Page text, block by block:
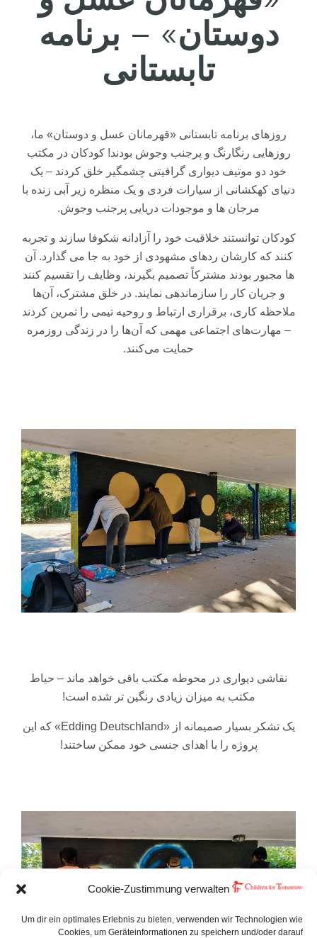
Cookie-Zustimmung verwalten
Um dir ein optimales Erlebnis zu bieten, verwenden wir Technologien wie
Cookies, um Geräteinformationen zu speichern und/oder darauf
دوستان» – برنامه
تابستانی
روزهای برنامه تابستانی «قهرمانان عسل و دوستان» ما،
روزهایی رنگارنگ و پرجنب‌ وجوش بودند!کودکان در مکتب
خود دو موتیف دیواری گرافیتی چشمگیر خلق کردند – یک
دنیای کهکشانی از سیارات فردی و یک منظره زیر آبی زنده با
مرجان‌ ها و موجودات دریایی پرجنب‌ وجوش.
کودکان توانستند خلاقیت خود را آزادانه شکوفا سازند و تجربه
کنند که کارشان ردهای مشهودی از خود به جا می ‌گذارد. آن‌
ها مجبور بودند مشترکاً تصمیم بگیرند، وظایف را تقسیم کنند
و جریان کار را سازماندهی نمایند.در خلق مشترک، آن‌ها
ملاحظه‌ کاری، برقراری ارتباط و روحیه تیمی را تمرین کردند
– مهارت‌های اجتماعی مهمی که آن‌ها را در زندگی روزمره
حمایت می‌کنند.
نقاشی دیواری در محوطه مکتب باقی خواهد ماند – حیاط
مکتب به میزان زیادی رنگین‌ تر شده است!
یک تشکر بسیار صمیمانه از «Edding Deutschland» که این
پروژه را با اهدای جنسی خود ممکن ساختند!